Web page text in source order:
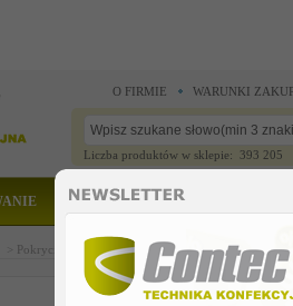
O FIRMIE WARUNKI
Liczba produktów w sklepie: 393 205
CZĘŚCI ZAMIENNE
> Pokrycia i wykładziny prasowalnicze > pręt
pręt mocujący 125 cm